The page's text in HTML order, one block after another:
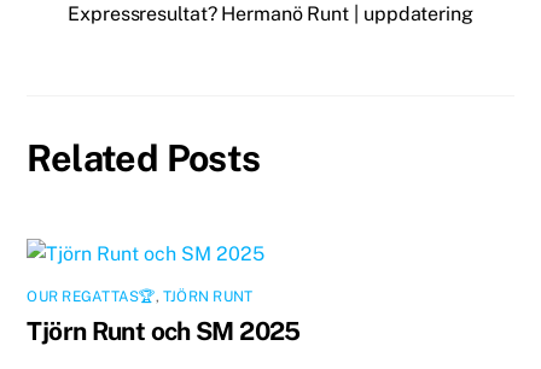
Expressresultat? Hermanö Runt | uppdatering
Related Posts
OUR REGATTAS🏆,TJÖRN RUNT
Tjörn Runt och SM 2025